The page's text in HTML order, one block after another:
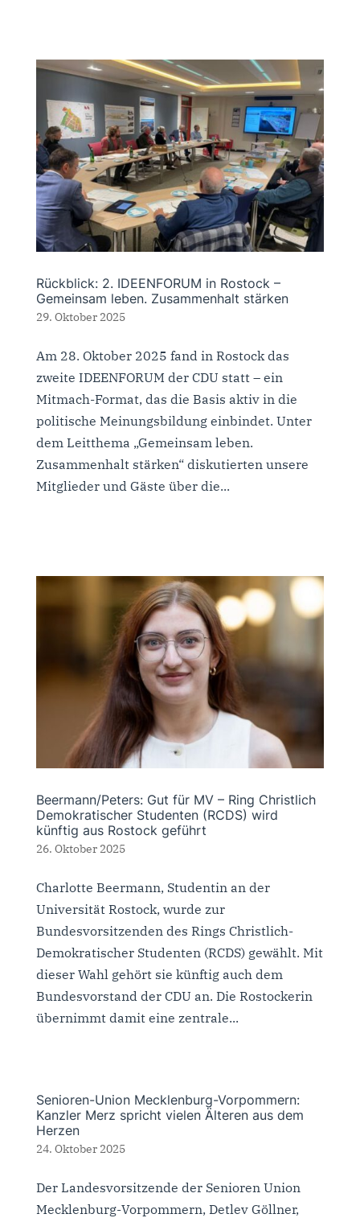
Rückblick: 2. IDEENFORUM in Rostock –
Gemeinsam leben. Zusammenhalt stärken
29. Oktober 2025
Am 28. Oktober 2025 fand in Rostock das
zweite IDEENFORUM der CDU statt – ein
Mitmach-Format, das die Basis aktiv in die
politische Meinungsbildung einbindet. Unter
dem Leitthema „Gemeinsam leben.
Zusammenhalt stärken“ diskutierten unsere
Mitglieder und Gäste über die...
Beermann/Peters: Gut für MV – Ring Christlich
Demokratischer Studenten (RCDS) wird
künftig aus Rostock geführt
26. Oktober 2025
Charlotte Beermann, Studentin an der
Universität Rostock, wurde zur
Bundesvorsitzenden des Rings Christlich-
Demokratischer Studenten (RCDS) gewählt. Mit
dieser Wahl gehört sie künftig auch dem
Bundesvorstand der CDU an. Die Rostockerin
übernimmt damit eine zentrale...
Senioren-Union Mecklenburg-Vorpommern:
Kanzler Merz spricht vielen Älteren aus dem
Herzen
24. Oktober 2025
Der Landesvorsitzende der Senioren Union
Mecklenburg-Vorpommern, Detlev Göllner,